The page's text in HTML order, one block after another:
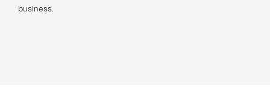
business.